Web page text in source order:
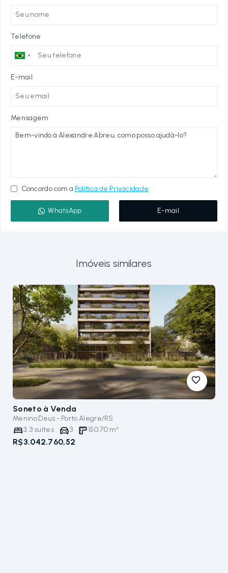
Telefone
E-mail
Mensagem
Concordo com a Política de Privacidade
WhatsApp E-mail
Imóveis similares
Soneto à Venda
Menino Deus - Porto Alegre/RS
3,3 suítes 3 150,70 m²
R$3.042.760,52